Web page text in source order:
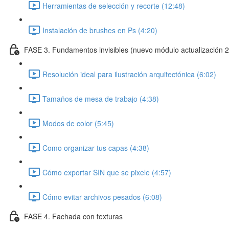
Herramientas de selección y recorte (12:48)
Instalación de brushes en Ps (4:20)
FASE 3. Fundamentos invisibles (nuevo módulo actualización
Resolución ideal para ilustración arquitectónica (6:02)
Tamaños de mesa de trabajo (4:38)
Modos de color (5:45)
Como organizar tus capas (4:38)
Cómo exportar SIN que se pixele (4:57)
Cómo evitar archivos pesados (6:08)
FASE 4. Fachada con texturas